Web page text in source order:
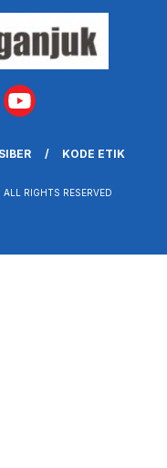
KODE ETIK
RIGHTS RESERVED